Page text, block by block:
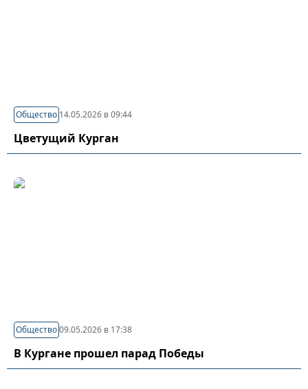
Общество 14.05.2026 в 09:44
Цветущий Курган
Общество09.05.2026 в 17:38
В Кургане прошел парад Победы